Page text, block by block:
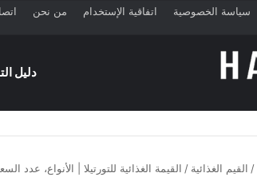
سياسة الخصوصية اتفاقية الإستخدام من نحن
دليل
/ القيم الغذائية / القيمة الغذائية للتورتيلا | الأنواع، عدد